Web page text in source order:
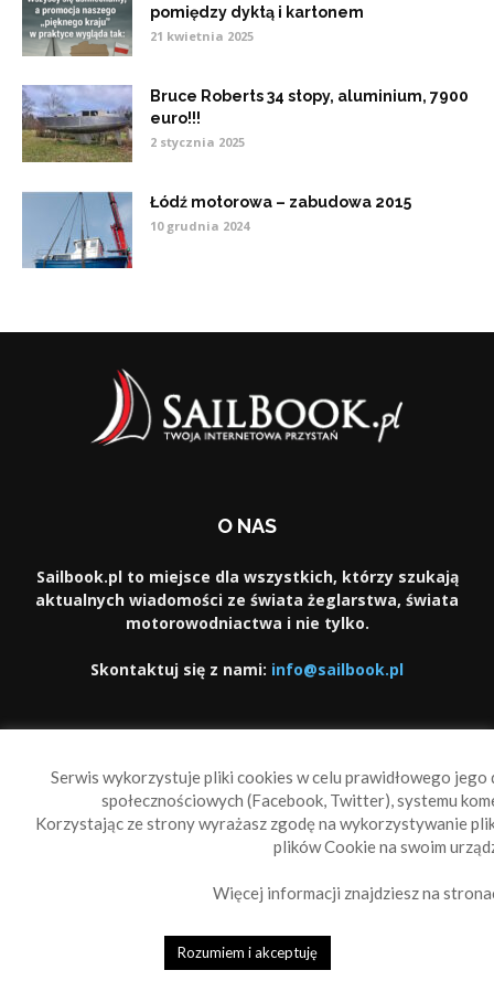
pomiędzy dyktą i kartonem
21 kwietnia 2025
Bruce Roberts 34 stopy, aluminium, 7900
euro!!!
2 stycznia 2025
Łódź motorowa – zabudowa 2015
10 grudnia 2024
O NAS
Sailbook.pl to miejsce dla wszystkich, którzy szukają
aktualnych wiadomości ze świata żeglarstwa, świata
motorowodniactwa i nie tylko.
Skontaktuj się z nami: info@sailbook.pl
Reklama
Polityka prywatności
© 2010-2019 Sailbook.pl
Serwis wykorzystuje pliki cookies w celu prawidłowego
społecznościowych (Facebook, Twitter), systemu
Korzystając ze strony wyrażasz zgodę na wykorzystywanie
plików Cookie na swoim
Więcej informacji znajdziesz na
Rozumiem i akceptuję